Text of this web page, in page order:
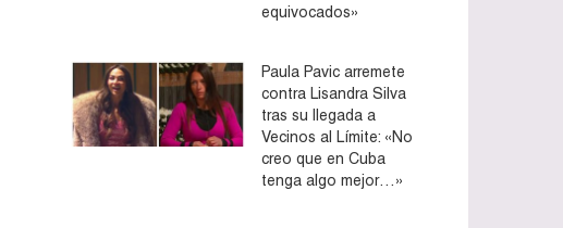
equivocados»
Paula Pavic arremete
contra Lisandra Silva
tras su llegada a
Vecinos al Límite: «No
creo que en Cuba
tenga algo mejor…»